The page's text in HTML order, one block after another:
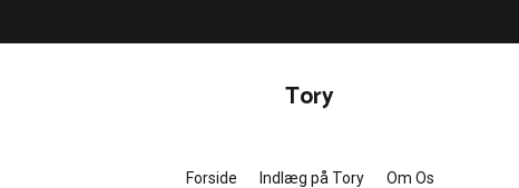
Tory
Forside Indlæg på Tory Om Os